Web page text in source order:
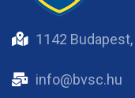
1142
info@bvsc.hu